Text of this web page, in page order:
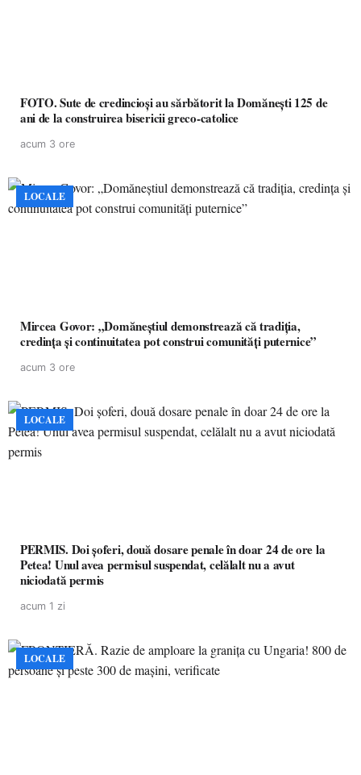
FOTO. Sute de credincioși au sărbătorit la Domănești 125 de
ani de la construirea bisericii greco-catolice
acum 3 ore
LOCALE
Mircea Govor: „Domăneștiul demonstrează că tradiția,
credința și continuitatea pot construi comunități puternice”
acum 3 ore
LOCALE
PERMIS. Doi șoferi, două dosare penale în doar 24 de ore la
Petea! Unul avea permisul suspendat, celălalt nu a avut
niciodată permis
acum 1 zi
LOCALE